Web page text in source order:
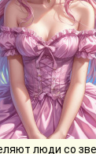
люди со